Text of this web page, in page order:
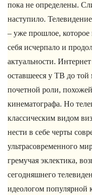
пока не определены.
наступило.
– уже прошлое, которое
себя исчерпало и
актуальности.
оставшееся у ТВ до
почетной роли,
кинематографа. Но
классическим видом
нести в себе черты
ультрасовременного
гремучая эклектика,
сегодняшнего
идеологом популярной